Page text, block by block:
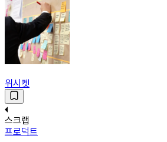
위시켓
스크랩
프로덕트